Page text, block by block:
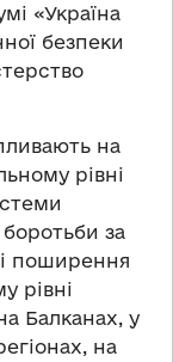
«Україна
безпеки
на
рівні
за
і поширення
рівні
Балканах, у
на